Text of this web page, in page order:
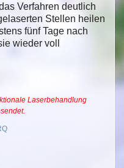
Verfahren deutlich
Stellen heilen
fünf Tage nach
wieder voll
Laserbehandlung